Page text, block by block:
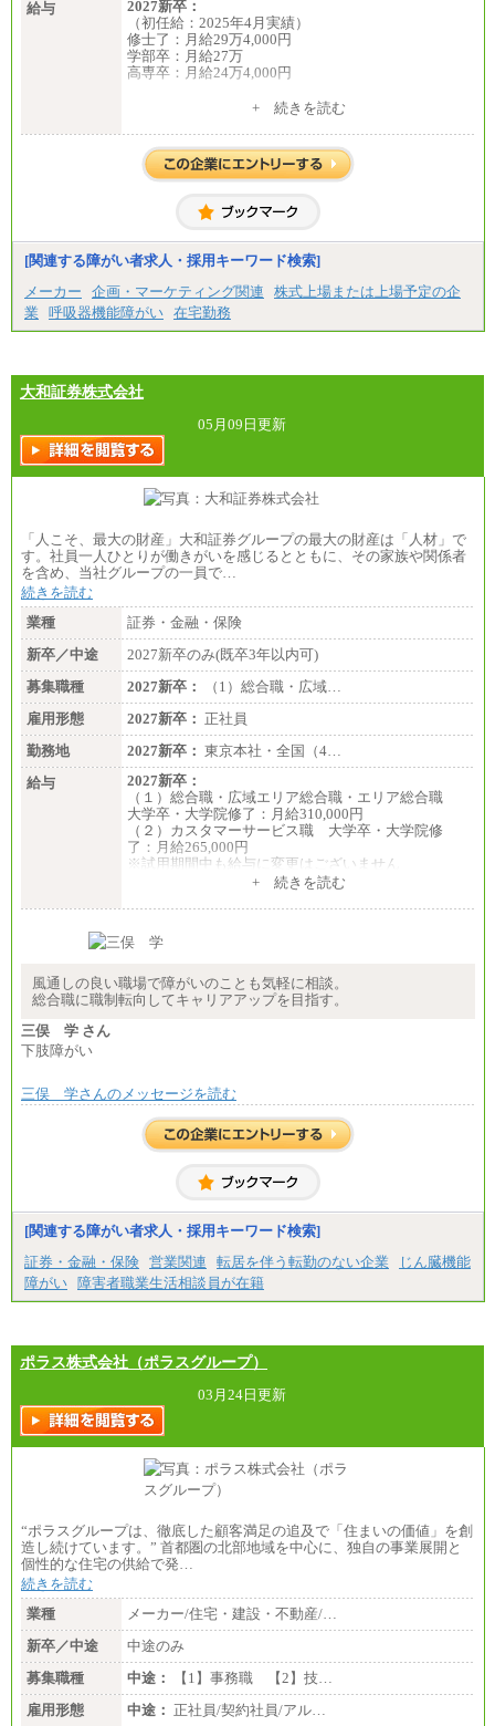
給与
2027新卒：
（初任給：2025年4月実績）
修士了：月給29万4,000円
学部卒：月給27万
高専卒：月給24万4,000円
月給 250,000円～350,000円
想定年収 420万円～600万円
入社時の処遇（基本給・賞与）は経験・スキルを考
経験・スキルによっては、記載額を超える場合もあ
※試用期間中も給与に変更はございません。
+ 続きを読む
[関連する障がい者求人・採用キーワード検索]
メーカー
企画・マーケティング関連
株式上場または上場予定の企
業
呼吸器機能障がい 在宅勤務
大和証券株式会社
05月09日更新
「人こそ、最大の財産」大和証券グループの最大の財産は「人材」で
す。社員一人ひとりが働きがいを感じるとともに、その家族や関係者
を含め、当社グループの一員で…
続きを読む
業種
証券・金融・保険
新卒／中途
2027新卒のみ(既卒3年以内可)
募集職種
2027新卒：
（1）総合職・広域…
雇用形態
2027新卒： 正社員
勤務地
2027新卒： 東京本社・全国（4…
給与
2027新卒：
（１）総合職・広域エリア総合職・エリア総合職
大学卒・大学院修了：月給310,000円
（２）カスタマーサービス職 大学卒・大学院修
了：月給265,000円
※試用期間中も給与に変更はございません
+ 続きを読む
風通しの良い職場で障がいのことも気軽に相談。
総合職に職制転向してキャリアアップを目指す。
三俣 学 さん
下肢障がい
三俣 学さんのメッセージを読む
[関連する障がい者求人・採用キーワード検索]
証券・金融・保険 営業関連 転居を伴う転勤のない企業
じん臓機能
障がい 障害者職業生活相談員が在籍
ポラス株式会社（ポラスグループ）
03月24日更新
“ポラスグループは、徹底した顧客満足の追及で「住まいの価値」を創
造し続けています。” 首都圏の北部地域を中心に、独自の事業展開と
個性的な住宅の供給で発…
続きを読む
業種
メーカー/住宅・建設・不動産/…
新卒／中途
中途のみ
募集職種
中途：
【1】事務職 【2】技…
雇用形態
中途： 正社員/契約社員/アル…